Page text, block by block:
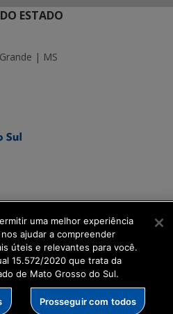
ESTADO
| MS
uma melhor experiência
ajudar a compreender
úteis e relevantes para você.
15.572/2020 que trata da
de Mato Grosso do Sul.
Prosseguir com todos